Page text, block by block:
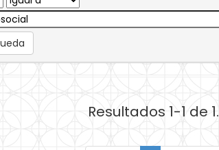
Resultados 1-1 de 1.